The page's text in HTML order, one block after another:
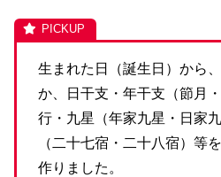
生まれた日（誕生日）から
か、日干支・年干支（節月
行・九星（年家九星・日家
（二十七宿・二十八宿）等
作りました。